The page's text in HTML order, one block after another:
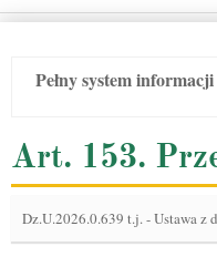
Pełny system
Art. 153.
Dz.U.2026.0.639 t.j.-Ustawa z